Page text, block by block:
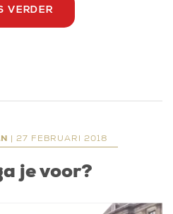
VERDER
| 27 FEBRUARI 2018
je voor?